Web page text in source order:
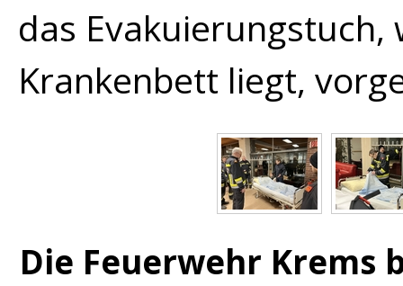
das Evakuierungstuch,
Krankenbett liegt,
Die Feuerwehr Krems